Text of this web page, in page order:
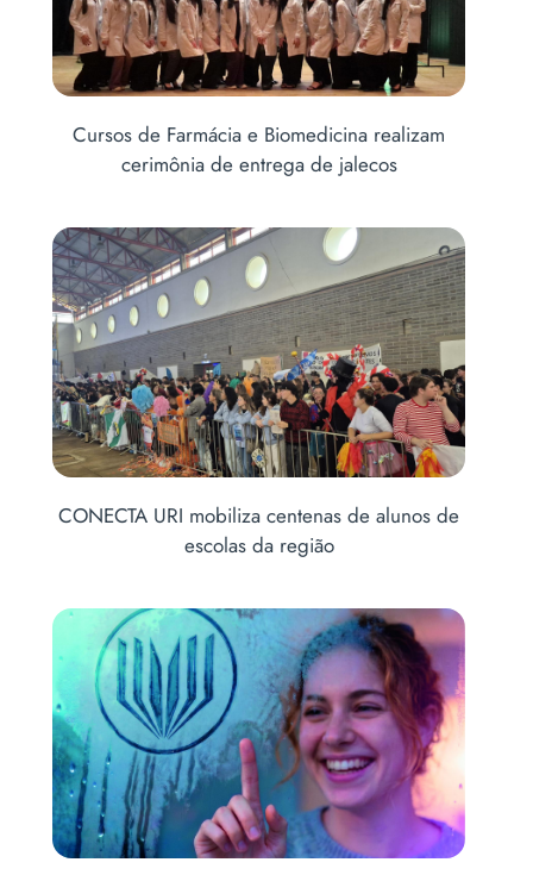
Cursos de Farmácia e Biomedicina realizam
cerimônia de entrega de jalecos
CONECTA URI mobiliza centenas de alunos de
escolas da região